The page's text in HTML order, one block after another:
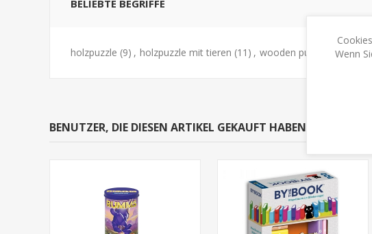
BELIEBTE BEGRIFFE
holzpuzzle (9) , holzpuzzle mit tieren (11) , wooden puzzle (6)
BENUTZER, DIE DIESEN ARTIKEL GEKAUFT HABEN, HABEN
Wenn